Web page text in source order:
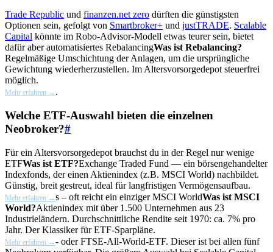
Trade Republic und finanzen.net zero dürften die günstigsten
Optionen sein, gefolgt von Smartbroker+ und justTRADE. Scalable
Capital könnte im Robo-Advisor-Modell etwas teurer sein, bietet
dafür aber automatisiertes RebalancingWas ist Rebalancing?
Regelmäßige Umschichtung der Anlagen, um die ursprüngliche
Gewichtung wiederherzustellen. Im Altersvorsorgedepot steuerfrei
möglich.
Mehr erfahren → .
Welche ETF-Auswahl bieten die einzelnen
Neobroker?#
Für ein Altersvorsorgedepot brauchst du in der Regel nur wenige
ETFWas ist ETF?Exchange Traded Fund — ein börsengehandelter
Indexfonds, der einen Aktienindex (z.B. MSCI World) nachbildet.
Günstig, breit gestreut, ideal für langfristigen Vermögensaufbau.
Mehr erfahren →s – oft reicht ein einzigerMSCI WorldWas ist MSCI
World?Aktienindex mit über 1.500 Unternehmen aus 23
Industrieländern. Durchschnittliche Rendite seit 1970: ca. 7% pro
Jahr. Der Klassiker für ETF-Sparpläne.
Mehr erfahren →- oder FTSE-All-World-ETF. Dieser ist bei allen fünf